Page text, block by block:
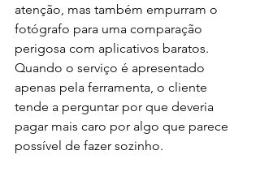
atenção, mas também empurram o
fotógrafo para uma comparação
perigosa com aplicativos baratos.
Quando o serviço é apresentado
apenas pela ferramenta, o cliente
tende a perguntar por que deveria
pagar mais caro por algo que parece
possível de fazer sozinho.